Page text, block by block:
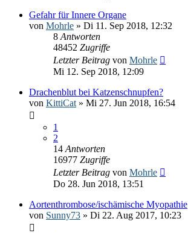
Gefahr für Innere Organe
von Mohrle » Di 11. Sep 2018, 12:32
8 Antworten
48452 Zugriffe
Letzter Beitrag von Mohrle
Mi 12. Sep 2018, 12:09
Drachenblut bei Katzenschnupfen?
von KittiCat » Mi 27. Jun 2018, 16:54
1
2
14 Antworten
16977 Zugriffe
Letzter Beitrag von Mohrle
Do 28. Jun 2018, 13:51
Aortenthrombose/ischämische Myopathie
von Sunny73 » Di 22. Aug 2017, 10:23